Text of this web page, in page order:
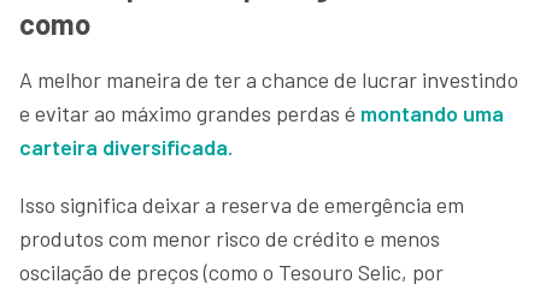
como
A melhor maneira de ter a chance de lucrar investindo
e evitar ao máximo grandes perdas é montando uma
carteira diversificada.
Isso significa deixar a reserva de emergência em
produtos com menor risco de crédito e menos
oscilação de preços (como o Tesouro Selic, por